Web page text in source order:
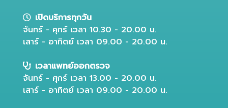
เปิดบริการทุกวัน
จันทร์ - ศุกร์ เวลา 10.30 - 20.00 น.
เสาร์ - อาทิตย์ เวลา 09.00 - 20.00 น.
เวลาแพทย์ออกตรวจ
จันทร์ - ศุกร์ เวลา 13.00 - 20.00 น.
เสาร์ - อาทิตย์ เวลา 09.00 - 20.00 น.